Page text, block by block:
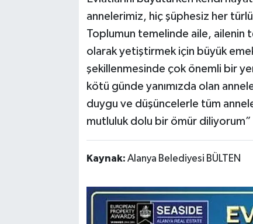
annelerimiz, hiç şüphesiz her
Toplumun temelinde aile, ailenin
olarak yetiştirmek için büyük
şekillenmesinde çok önemli bir
kötü günde yanımızda olan
duygu ve düşüncelerle tüm
mutluluk dolu bir ömür
Kaynak: Alanya Belediyesi BÜLTEN